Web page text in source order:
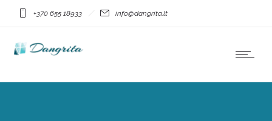
+370 655 18933 info@dangrita.lt